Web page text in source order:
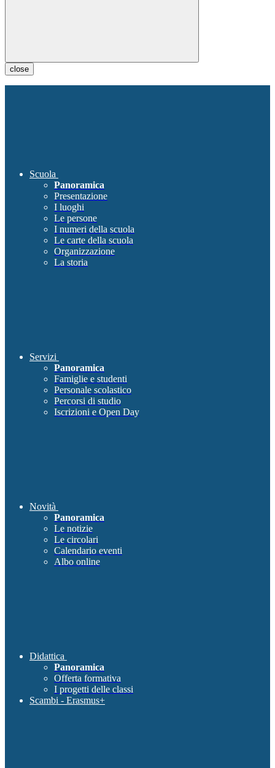
close
Scuola
Panoramica
Presentazione
I luoghi
Le persone
I numeri della scuola
Le carte della scuola
Organizzazione
La storia
Servizi
Panoramica
Famiglie e studenti
Personale scolastico
Percorsi di studio
Iscrizioni e Open Day
Novità
Panoramica
Le notizie
Le circolari
Calendario eventi
Albo online
Didattica
Panoramica
Offerta formativa
I progetti delle classi
Scambi - Erasmus+